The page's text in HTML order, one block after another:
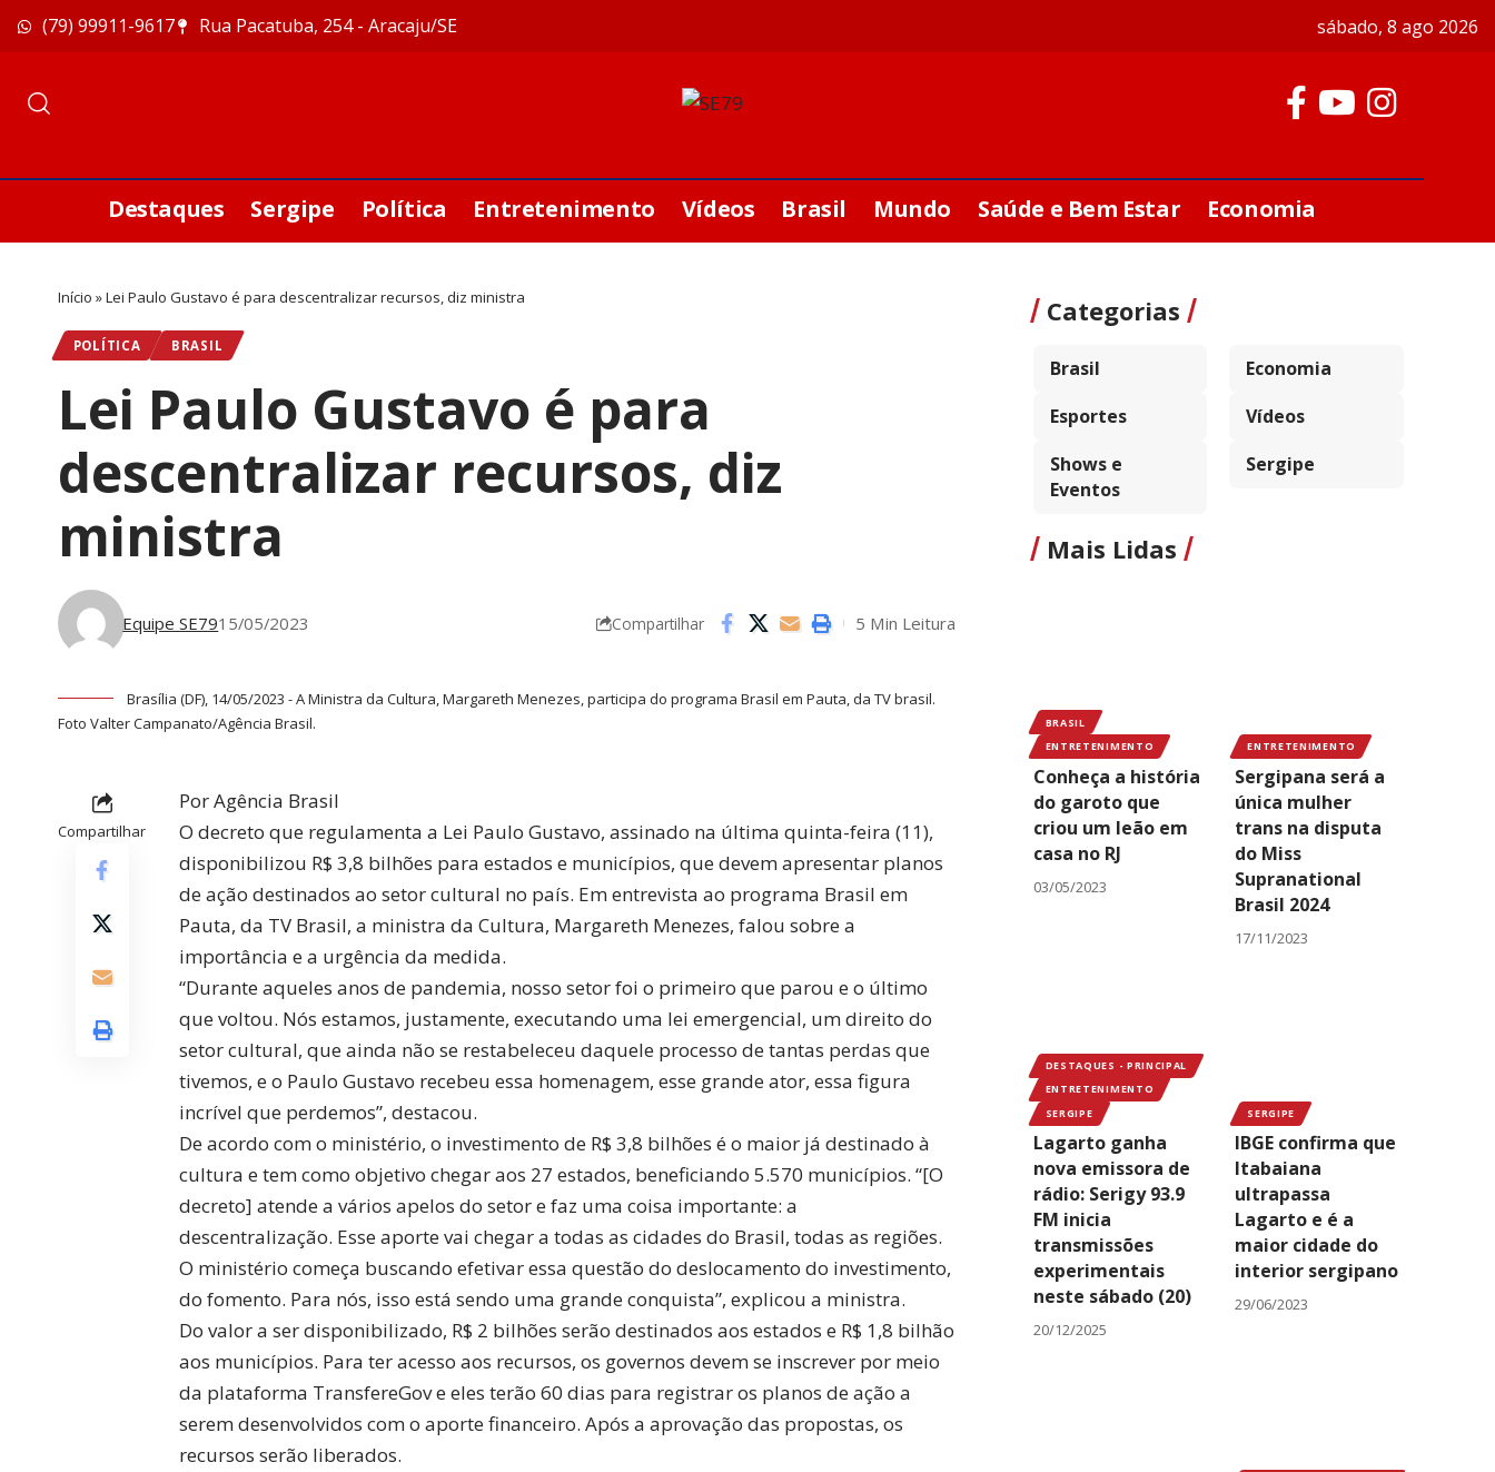
(79) 99911-9617 Rua Pacatuba, 254 - Aracaju/SE sábado, 8 ago 2026
Destaques Sergipe Política Entretenimento Vídeos Brasil Mundo Saúde e Bem Estar Economia
Início »Lei Paulo Gustavo é para descentralizar recursos, diz ministra
POLÍTICA BRASIL
Lei Paulo Gustavo é para
descentralizar recursos, diz
ministra
Equipe SE7915/05/2023 Compartilhar 5 Min Leitura
Brasília (DF), 14/05/2023 - A Ministra da Cultura, Margareth Menezes, participa do programa Brasil em Pauta, da TV brasil.
Foto Valter Campanato/Agência Brasil.
Compartilhar
Por Agência Brasil
O decreto que regulamenta a Lei Paulo Gustavo, assinado na última quinta-feira (11),
disponibilizou R$ 3,8 bilhões para estados e municípios, que devem apresentar planos
de ação destinados ao setor cultural no país. Em entrevista ao programa Brasil em
Pauta, da TV Brasil, a ministra da Cultura, Margareth Menezes, falou sobre a
importância e a urgência da medida.
“Durante aqueles anos de pandemia, nosso setor foi o primeiro que parou e o último
que voltou. Nós estamos, justamente, executando uma lei emergencial, um direito do
setor cultural, que ainda não se restabeleceu daquele processo de tantas perdas que
tivemos, e o Paulo Gustavo recebeu essa homenagem, esse grande ator, essa figura
incrível que perdemos”, destacou.
De acordo com o ministério, o investimento de R$ 3,8 bilhões é o maior já destinado à
cultura e tem como objetivo chegar aos 27 estados, beneficiando 5.570 municípios. “[O
decreto] atende a vários apelos do setor e faz uma coisa importante: a
descentralização. Esse aporte vai chegar a todas as cidades do Brasil, todas as regiões.
O ministério começa buscando efetivar essa questão do deslocamento do investimento,
do fomento. Para nós, isso está sendo uma grande conquista”, explicou a ministra.
Do valor a ser disponibilizado, R$ 2 bilhões serão destinados aos estados e R$ 1,8 bilhão
aos municípios. Para ter acesso aos recursos, os governos devem se inscrever por meio
da plataforma TransfereGov e eles terão 60 dias para registrar os planos de ação a
serem desenvolvidos com o aporte financeiro. Após a aprovação das propostas, os
recursos serão liberados.
Categorias
Brasil
Economia
Esportes
Vídeos
Shows e
Eventos
Sergipe
Mais Lidas
BRASIL
ENTRETENIMENTO
Conheça a história
do garoto que
criou um leão em
casa no RJ
03/05/2023
ENTRETENIMENTO
Sergipana será a
única mulher
trans na disputa
do Miss
Supranational
Brasil 2024
17/11/2023
DESTAQUES - PRINCIPAL
ENTRETENIMENTO
SERGIPE
Lagarto ganha
nova emissora de
rádio: Serigy 93.9
FM inicia
transmissões
experimentais
neste sábado (20)
20/12/2025
SERGIPE
IBGE confirma que
Itabaiana
ultrapassa
Lagarto e é a
maior cidade do
interior sergipano
29/06/2023